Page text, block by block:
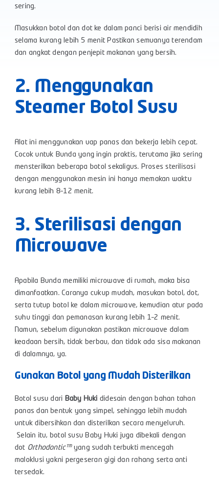
sering.
Masukkan botol dan dot ke dalam panci berisi air mendidih
selama kurang lebih 5 menit Pastikan semuanya terendam
dan angkat dengan penjepit makanan yang bersih.
2. Menggunakan
Steamer Botol Susu
Alat ini menggunakan uap panas dan bekerja lebih cepat.
Cocok untuk Bunda yang ingin praktis, terutama jika sering
mensterilkan beberapa botol sekaligus. Proses sterilisasi
dengan menggunakan mesin ini hanya memakan waktu
kurang lebih 8–12 menit.
3. Sterilisasi dengan
Microwave
Apabila Bunda memiliki microwave di rumah, maka bisa
dimanfaatkan. Caranya cukup mudah, masukan botol, dot,
serta tutup botol ke dalam microwave, kemudian atur pada
suhu tinggi dan pemanasan kurang lebih 1–2 menit.
Namun, sebelum digunakan pastikan microwave dalam
keadaan bersih, tidak berbau, dan tidak ada sisa makanan
di dalamnya, ya.
Gunakan Botol yang Mudah Disterilkan
Botol susu dari Baby Huki didesain dengan bahan tahan
panas dan bentuk yang simpel, sehingga lebih mudah
untuk dibersihkan dan disterilkan secara menyeluruh.
Selain itu, botol susu Baby Huki juga dibekali dengan
dot Orthodontic™ yang sudah terbukti mencegah
maloklusi yakni pergeseran gigi dan rahang serta anti
tersedak.